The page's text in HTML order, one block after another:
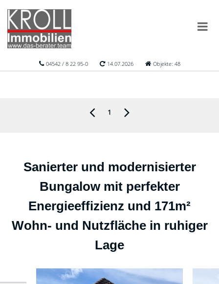
04542 / 8 22 95-0 14.07.2026 Objekte: 48
1
Sanierter und modernisierter
Bungalow mit perfekter
Energieeffizienz und 171m²
Wohn- und Nutzfläche in ruhiger
Lage